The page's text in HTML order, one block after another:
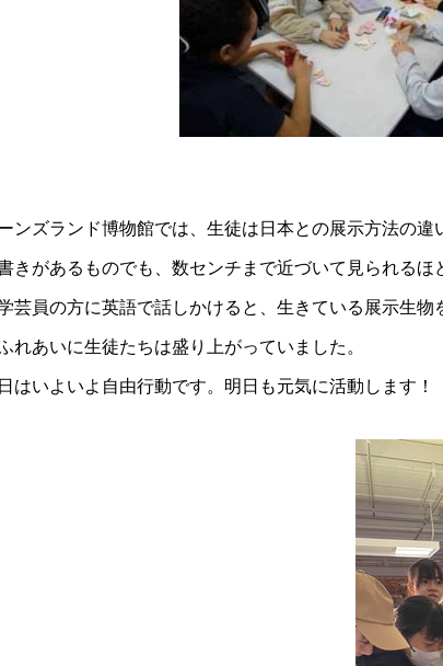
ンズランド博物館では、生徒は日本との展示方法の
きがあるものでも、数センチまで近づいて見られる
芸員の方に英語で話しかけると、生きている展示生
れあいに生徒たちは盛り上がっていました。
はいよいよ自由行動です。明日も元気に活動します！